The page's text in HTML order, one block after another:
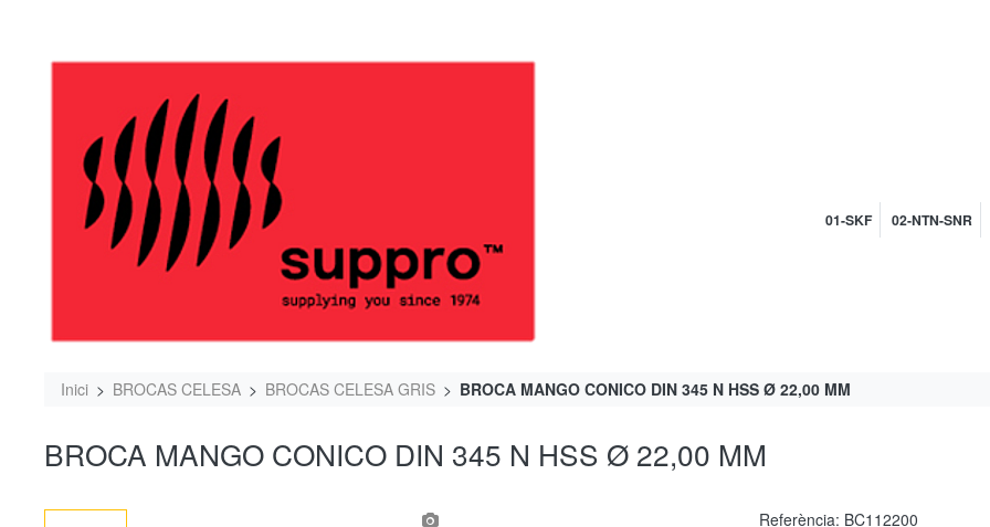
01-SKF 02-NTN-SNR
Inici BROCAS CELESA BROCAS CELESA GRIS BROCA MANGO CONICO DIN 345 N HSS Ø 22,00 MM
BROCA MANGO CONICO DIN 345 N HSS Ø 22,00 MM
Referència: BC112200